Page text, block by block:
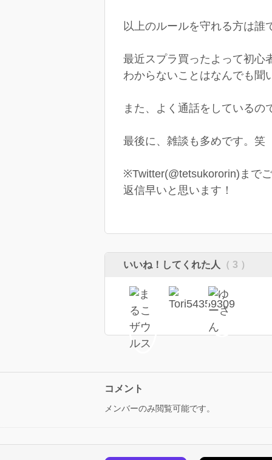
以上のルールを守れる方は誰
最近スプラ買ったよって初心
わからないことはなんでも聞
また、よく通話をしているの
最後に、雑談も多めです。笑
※Twitter(@tetsukororin)まで
返信早いと思います！
いいね！してくれた人 （ 3 ）
コメント
メンバーのみ閲覧可能です。